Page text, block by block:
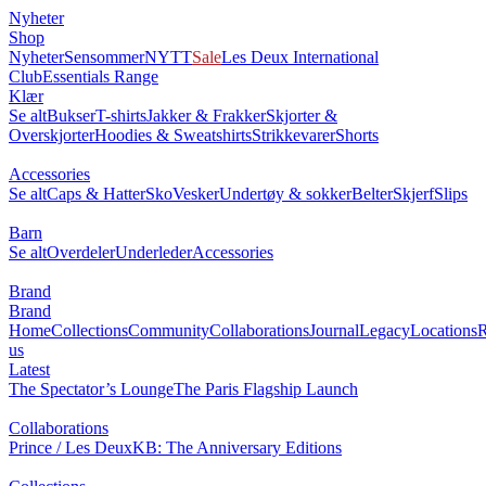
Nyheter
Shop
NyheterSensommerNYTTSaleLes Deux International
ClubEssentials Range
Klær
Se altBukserT-shirtsJakker & FrakkerSkjorter &
OverskjorterHoodies & SweatshirtsStrikkevarerShorts
Accessories
Se altCaps & HatterSkoVeskerUndertøy & sokker